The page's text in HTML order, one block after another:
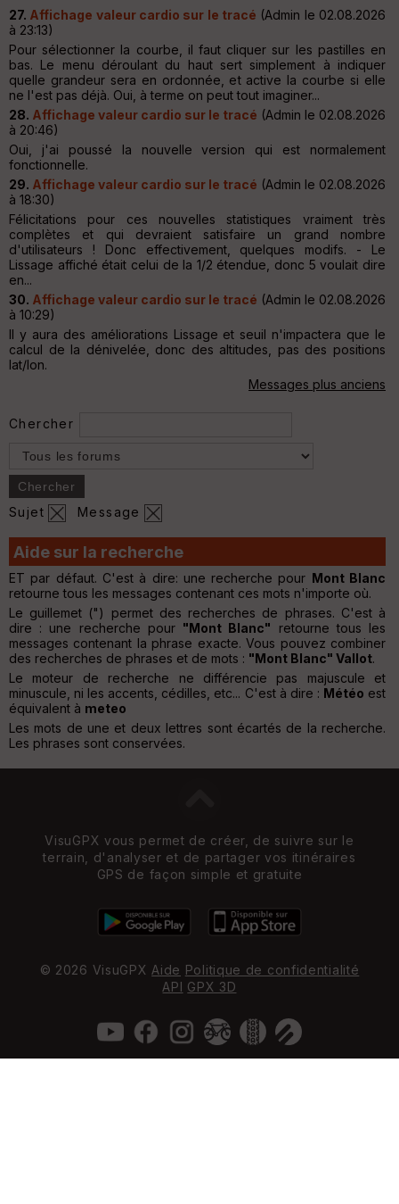
27. Affichage valeur cardio sur le tracé (Admin le 02.08.2026
à 23:13)
Pour sélectionner la courbe, il faut cliquer sur les pastilles en
bas. Le menu déroulant du haut sert simplement à indiquer
quelle grandeur sera en ordonnée, et active la courbe si elle
ne l'est pas déjà. Oui, à terme on peut tout imaginer...
28. Affichage valeur cardio sur le tracé (Admin le 02.08.2026
à 20:46)
Oui, j'ai poussé la nouvelle version qui est normalement
fonctionnelle.
29. Affichage valeur cardio sur le tracé (Admin le 02.08.2026
à 18:30)
Félicitations pour ces nouvelles statistiques vraiment très
complètes et qui devraient satisfaire un grand nombre
d'utilisateurs ! Donc effectivement, quelques modifs. - Le
Lissage affiché était celui de la 1/2 étendue, donc 5 voulait dire
en...
30. Affichage valeur cardio sur le tracé (Admin le 02.08.2026
à 10:29)
Il y aura des améliorations Lissage et seuil n'impactera que le
calcul de la dénivelée, donc des altitudes, pas des positions
lat/lon.
Messages plus anciens
Chercher
Sujet Message
Aide sur la recherche
ET par défaut. C'est à dire: une recherche pour Mont Blanc
retourne tous les messages contenant ces mots n'importe où.
Le guillemet (") permet des recherches de phrases. C'est à
dire : une recherche pour "Mont Blanc" retourne tous les
messages contenant la phrase exacte. Vous pouvez combiner
des recherches de phrases et de mots : "Mont Blanc" Vallot.
Le moteur de recherche ne différencie pas majuscule et
minuscule, ni les accents, cédilles, etc... C'est à dire : Météo est
équivalent à meteo
Les mots de une et deux lettres sont écartés de la recherche.
Les phrases sont conservées.
VisuGPX vous permet de créer, de suivre sur le
terrain, d'analyser et de partager vos itinéraires
GPS de façon simple et gratuite
© 2026 VisuGPX Aide Politique de confidentialité
API GPX 3D